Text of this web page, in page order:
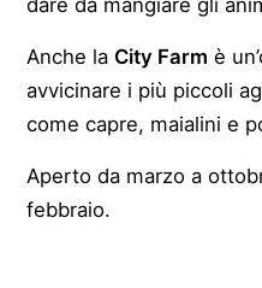
Anche la City Farm è
avvicinare i più piccoli
come capre, maialini e
Aperto da marzo a
febbraio.